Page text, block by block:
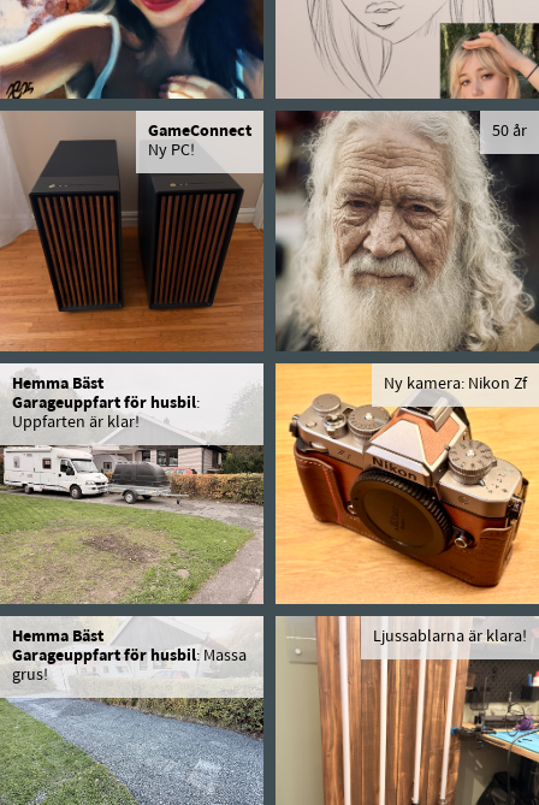
GameConnect
Ny PC!
50 år
Hemma Bäst
Garageuppfart för husbil:
Uppfarten är klar!
Ny kamera: Nikon Zf
Hemma Bäst
Garageuppfart för husbil: Massa
grus!
Ljussablarna är klara!